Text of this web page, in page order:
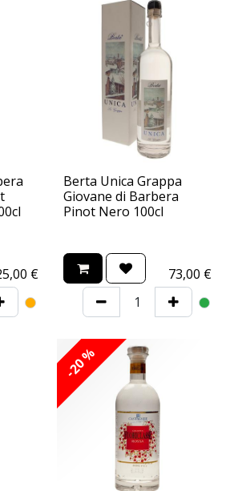
€
Berta Unica Grappa
Giovane di Barbera
Pinot Nero 100cl
73,00 €
-20 %